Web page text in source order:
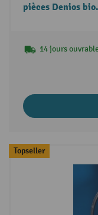
pièces Denios
14 jours
Topseller